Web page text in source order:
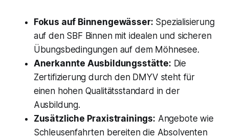
Fokus auf Binnengewässer: Spezialisierung
auf den SBF Binnen mit idealen und sicheren
Übungsbedingungen auf dem Möhnesee.
Anerkannte Ausbildungsstätte: Die
Zertifizierung durch den DMYV steht für
einen hohen Qualitätsstandard in der
Ausbildung.
Zusätzliche Praxistrainings: Angebote wie
Schleusenfahrten bereiten die Absolventen